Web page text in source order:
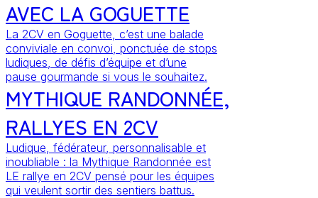
AVEC LA GOGUETTE
La 2CV en Goguette, c’est une balade
conviviale en convoi, ponctuée de stops
ludiques, de défis d’équipe et d’une
pause gourmande si vous le souhaitez.
MYTHIQUE RANDONNÉE,
RALLYES EN 2CV
Ludique, fédérateur, personnalisable et
inoubliable : la Mythique Randonnée est
LE rallye en 2CV pensé pour les équipes
qui veulent sortir des sentiers battus.